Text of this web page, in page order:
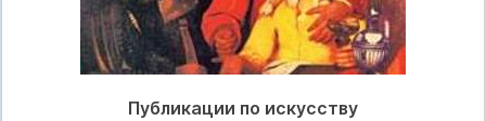
Публикации по искусству